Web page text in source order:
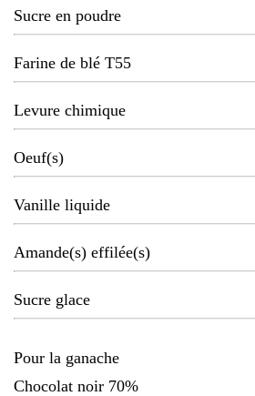
Sucre en poudre
Farine de blé T55
Levure chimique
Oeuf(s)
Vanille liquide
Amande(s) effilée(s)
Sucre glace
Pour la ganache
Chocolat noir 70%